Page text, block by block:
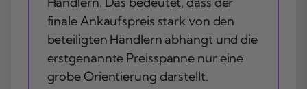
finale Ankaufspreis stark von den
beteiligten Händlern abhängt und die
erstgenannte Preisspanne nur eine
grobe Orientierung darstellt.